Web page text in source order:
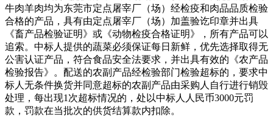
牛肉羊肉均为东莞市定点屠宰厂（场）经检疫和肉品品质检验
合格的产品，具有由定点屠宰厂（场）加盖验讫印章并出具
《畜产品检验证明》或《动物检疫合格证明》，所有产品可以
追索。中标人提供的蔬菜必须保证每日新鲜，优先选择取得无
公害认证产品，符合食品安全法要求，并出具有效的《农产品
检验报告》。配送的农副产品经检验部门检验超标的，要求中
标人无条件换货并同意超标的农副产品由采购人自行进行销毁
处理，每出现1次超标情况的，处以中标人人民币3000元罚
款，罚款在当批次的供货结算款内扣除。